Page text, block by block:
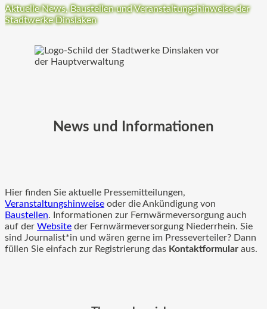
Aktuelle News, Baustellen und Veranstaltungshinweise der
Stadtwerke Dinslaken
News und Informationen
Hier finden Sie aktuelle Pressemitteilungen,
Veranstaltungshinweise oder die Ankündigung von
Baustellen. Informationen zur Fernwärmeversorgung auch
auf der Website der Fernwärmeversorgung Niederrhein. Sie
sind Journalist*in und wären gerne im Presseverteiler? Dann
füllen Sie einfach zur Registrierung das Kontaktformular aus.